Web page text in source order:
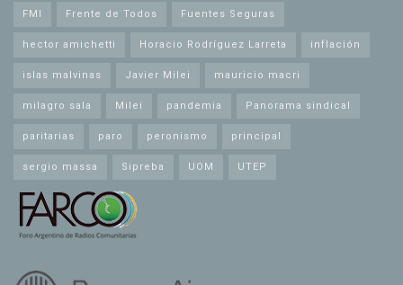
FMI Frente de Todos Fuentes Seguras
hector amichetti Horacio Rodríguez Larreta inflación
islas malvinas Javier Milei mauricio macri
milagro sala Milei pandemia Panorama sindical
paritarias paro peronismo principal
sergio massa Sipreba UOM UTEP